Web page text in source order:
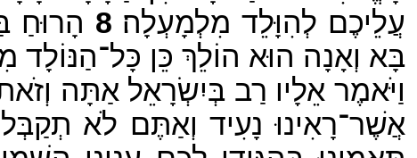
עֲלֵיכֶם לְהִוָּלֵד מִלְמָעְלָה׃ 8 הָרוּחַ
בָּא וְאָנָה הוּא הוֹלֵךְ כֵּן כָּל־הַנּוֹלָד
וַיֹּאמֶר אֵלָיו רַב בְּיִשְׂרָאֵל אַתָּה
אֲשֶׁר־רָאִינוּ נָעִיד וְאַתֶּם לֹא תְקַבְּלוּ